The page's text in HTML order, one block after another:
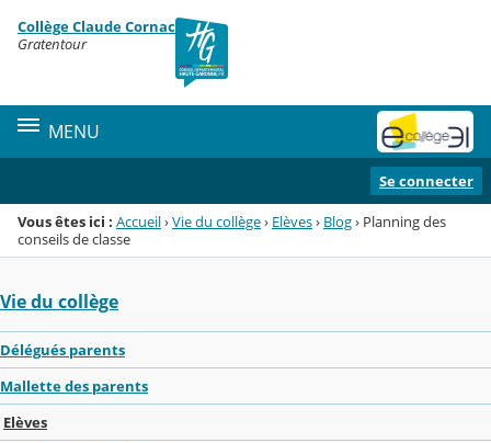
Menu de la rubrique
Contenu
Collège Claude Cornac
Gratentour
MENU
Se connecter
Vous êtes ici : Accueil›Vie du collège› Elèves› Blog› Planning des
conseils de classe
Vie du collège
Délégués parents
Mallette des parents
Elèves